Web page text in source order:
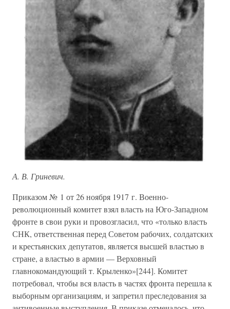
А. В. Гриневич.
Приказом № 1 от 26 ноября 1917 г. Военно-
революционный комитет взял власть на Юго-Западном
фронте в свои руки и провозгласил, что «только власть
СНК, ответственная перед Советом рабочих, солдатских
и крестьянских депутатов, является высшей властью в
стране, а властью в армии — Верховный
главнокомандующий т. Крыленко»[244]. Комитет
потребовал, чтобы вся власть в частях фронта перешла к
выборным организациям, и запретил преследования за